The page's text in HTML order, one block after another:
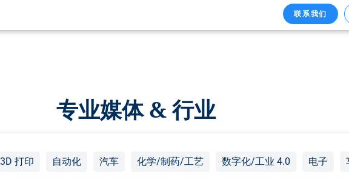
联系我们
专业媒体 & 行业
打印 自动化 汽车 化学/制药/工艺 数字化/工业 4.0 电子